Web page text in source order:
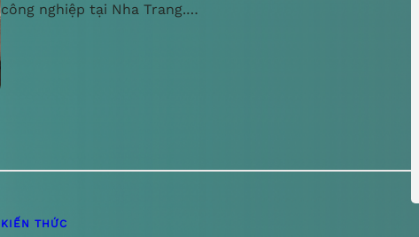
công nghiệp tại Nha Trang.…
KIẾN THỨC